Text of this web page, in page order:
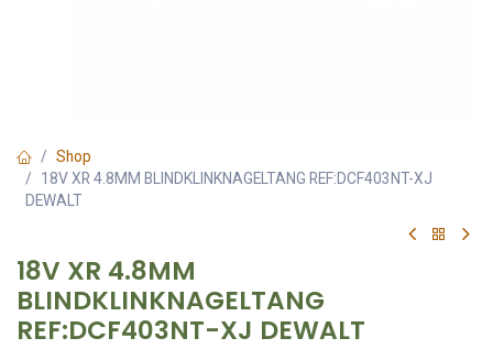
Shop
18V XR 4.8MM BLINDKLINKNAGELTANG REF:DCF403NT-XJ
DEWALT
18V XR 4.8MM
BLINDKLINKNAGELTANG
REF:DCF403NT-XJ DEWALT